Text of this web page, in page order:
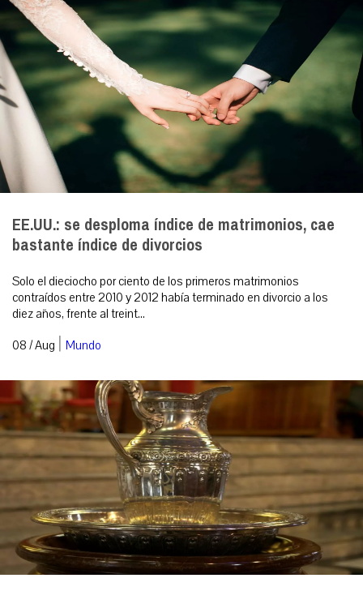
EE.UU.: se desploma índice de matrimonios, cae
bastante índice de divorcios
Solo el dieciocho por ciento de los primeros matrimonios
contraídos entre 2010 y 2012 había terminado en divorcio a los
diez años, frente al treint...
08 / Aug | Mundo